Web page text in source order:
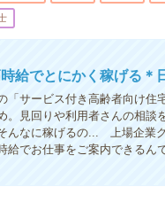
でとにかく稼げる＊
サービス付き高齢者向け住
見回りや利用者さんの相談
んなに稼げるの... 上場企業
でお仕事をご案内できるん